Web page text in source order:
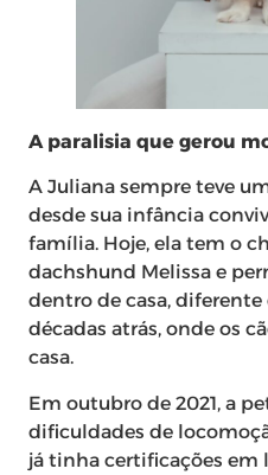
A paralisia que gerou
A Juliana sempre teve
desde sua infância
família. Hoje, ela tem o
dachshund Melissa e
dentro de casa,
décadas atrás, onde os
casa.
Em outubro de 2021, a
dificuldades de
já tinha certificações em